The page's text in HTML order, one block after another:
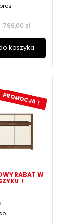
799,00 zł
koszyka
PROMOCJA !
RABAT W
!